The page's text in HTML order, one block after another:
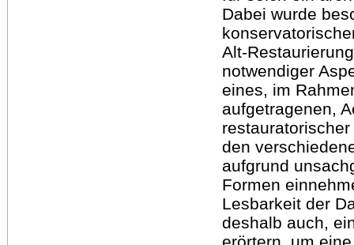
Dabei wurde
Alt-
notwendiger
eines, im
aufgetragenen,
den
aufgrund
Formen
Lesbarkeit der
deshalb auch,
erörtern, um